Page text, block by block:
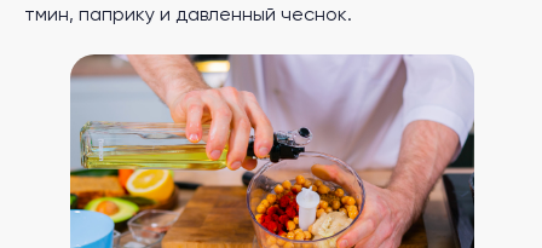
тмин, паприку и давленный чеснок.